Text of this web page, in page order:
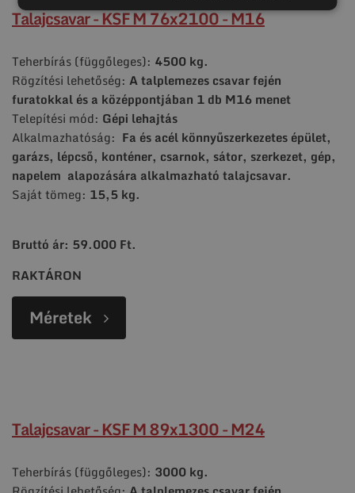
Talajcsavar - KSF M 76x2100 - M16
Teherbírás (függőleges): 4500 kg.
Rögzítési lehetőség: A talplemezes csavar fején
furatokkal és a középpontjában 1 db M16 menet
Telepítési mód: Gépi lehajtás
Alkalmazhatóság: Fa és acél könnyűszerkezetes épület,
garázs, lépcső, konténer, csarnok, sátor, szerkezet, gép,
napelem alapozására alkalmazható talajcsavar.
Saját tömeg: 15,5 kg.
Bruttó ár: 59.000 Ft.
RAKTÁRON
Méretek
Talajcsavar - KSF M 89x1300 - M24
Teherbírás (függőleges): 3000 kg.